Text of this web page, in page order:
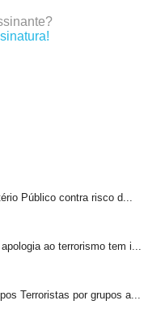
Público contra risco d...
ao terrorismo tem i...
Terroristas por grupos a...